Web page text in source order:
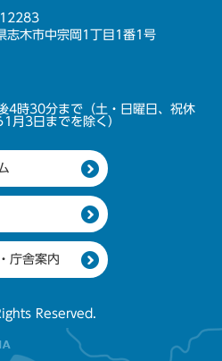
木市中宗岡1丁目1番1号
4時30分まで（土・日曜日、祝休
月3日までを除く）
庁舎案内
Reserved.